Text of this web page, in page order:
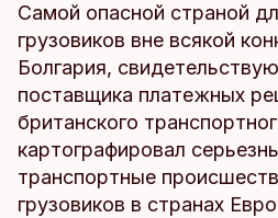
Самой опасной страной
грузовиков вне всякой
Болгария,
поставщика платежных
британского
картографировал
транспортные
грузовиков в странах